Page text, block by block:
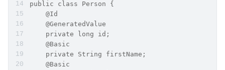
public class Person {
    @Id
    @GeneratedValue
    private long id;
    @Basic
    private String firstName;
    @Basic